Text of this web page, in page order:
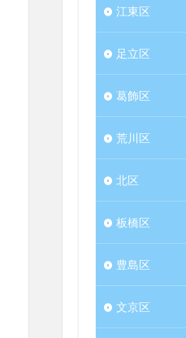
江東区
足立区
葛飾区
荒川区
北区
板橋区
豊島区
文京区